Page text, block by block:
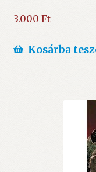
3.000 Ft
Kosárba